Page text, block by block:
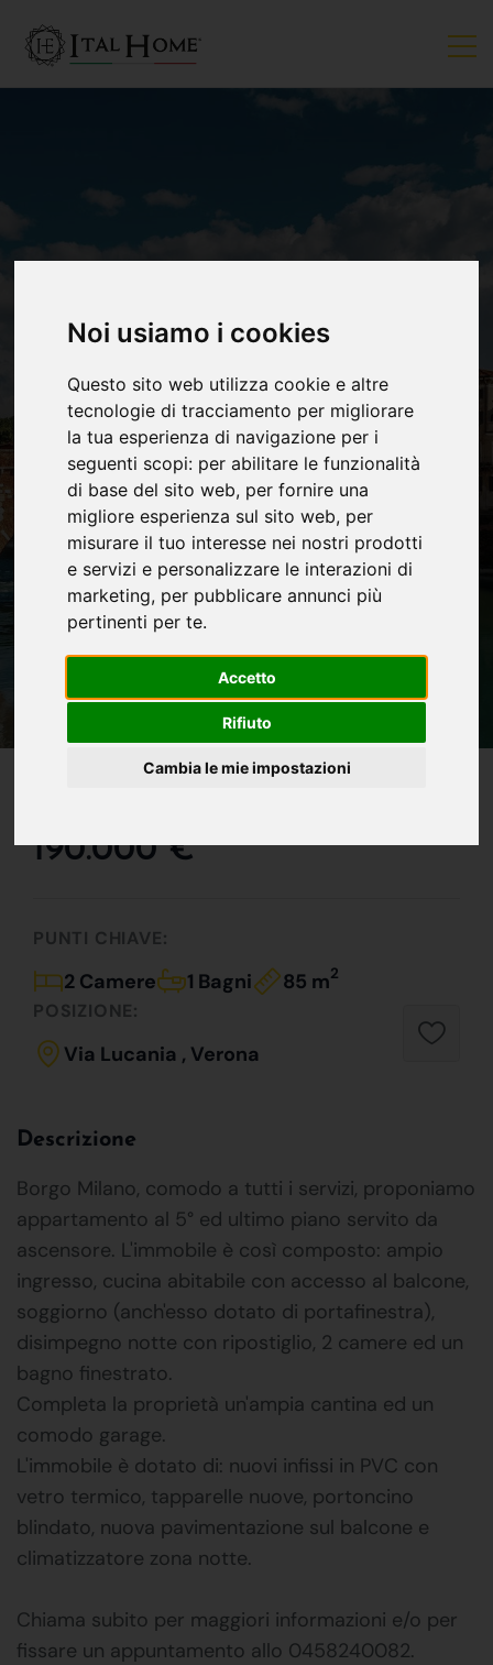
Noi usiamo i cookies
Questo sito web utilizza cookie e altre
tecnologie di tracciamento per migliorare
la tua esperienza di navigazione per i
seguenti scopi: per abilitare le funzionalità
di base del sito web, per fornire una
migliore esperienza sul sito web, per
misurare il tuo interesse nei nostri prodotti
e servizi e personalizzare le interazioni di
marketing, per pubblicare annunci più
pertinenti per te.
Accetto
Rifiuto
Cambia le mie impostazioni
VENDUTO
190.000 €
PUNTI CHIAVE:
2 Camere 1 Bagni 85 m2
POSIZIONE:
Via Lucania , Verona
Descrizione
Borgo Milano, comodo a tutti i servizi, proponiamo
appartamento al 5° ed ultimo piano servito da
ascensore. L'immobile è così composto: ampio
ingresso, cucina abitabile con accesso al balcone,
soggiorno (anch'esso dotato di portafinestra),
disimpegno notte con ripostiglio, 2 camere ed un
bagno finestrato.
Completa la proprietà un'ampia cantina ed un
comodo garage.
L'immobile è dotato di: nuovi infissi in PVC con
vetro termico, tapparelle nuove, portoncino
blindato, nuova pavimentazione sul balcone e
climatizzatore zona notte.
Chiama subito per maggiori informazioni e/o per
fissare un appuntamento allo 0458240082.